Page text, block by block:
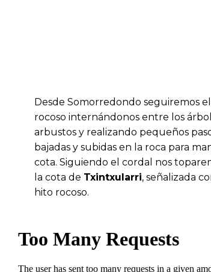
Desde Somorredondo seguiremos
rocoso internándonos entre los
arbustos y realizando pequeños
bajadas y subidas en la roca para
cota. Siguiendo el cordal nos
la cota de Txintxularri, señalizada
hito rocoso.